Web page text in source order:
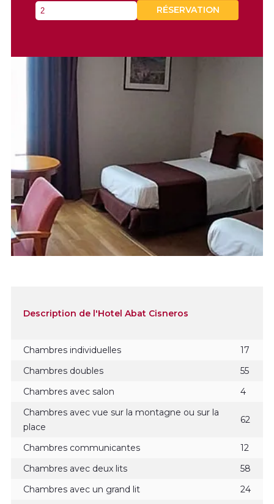
RÉSERVATION
Description de l'Hotel Abat Cisneros
Chambres individuelles
17
Chambres doubles
55
Chambres avec salon
4
Chambres avec vue sur la montagne ou sur la
place
62
Chambres communicantes
12
Chambres avec deux lits
58
Chambres avec un grand lit
24